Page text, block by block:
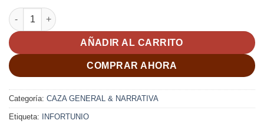
INFORTUNIO. Tierra, sudor y sangre. Evaristo Pimienta
AÑADIR AL CARRITO
COMPRAR AHORA
Categoría: CAZA GENERAL & NARRATIVA
Etiqueta: INFORTUNIO